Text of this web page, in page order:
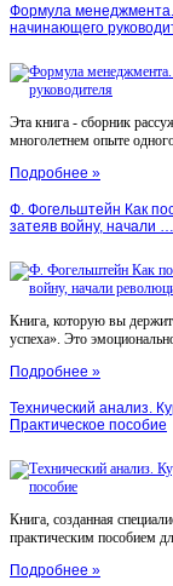
Формула
начинающего
Эта книга - сборник
многолетнем опыте одного
Подробнее »
Ф. Фогельштейн Как
затеяв войну, начали …
Книга, которую вы
успеха». Это
Подробнее »
Технический анализ.
Практическое пособие
Книга, созданная
практическим пособием
Подробнее »